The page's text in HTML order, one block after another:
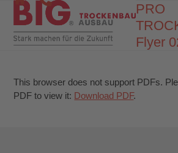
content
Open
mobile
menu
Close
mobile
menu
PRO
Flyer
This browser does not support PDFs.
PDF to view it: Download PDF.